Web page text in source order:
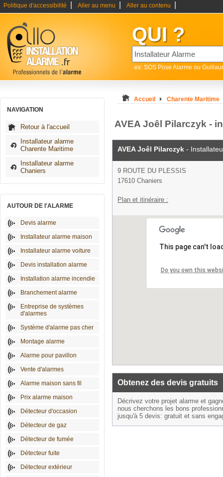
Politique d'accessibilité Aller au menu Aller au contenu
QUI ?
ex: SOS Pose Alarme ou
NAVIGATION
Retour à l'accueil
Installateur alarme
Charente Maritime
Installateur alarme
Chaniers
AUTOUR DE l'ALARME
Devis alarme
Installateur alarme maison
Installateur alarme voiture
Devis installation alarme
Installation alarme incendie
Branchement alarme
Entreprise de systèmes
d'alarmes
Système d'alarme pas cher
Montage alarme
Alarme pour pavillon
Vente d'alarmes
Alarme maison sans fil
Prix alarme maison
Détecteur d'occasion
Détecteur de gaz
Détecteur de fumée
Détecteur fuite
Détecteur extérieur
Accueil Charente Maritime
AVEA Joêl Pilarczyk -
AVEA Joêl Pilarczyk -
9 ROUTE DU PLESSIS
17610 Chaniers
Plan et itinéraire :
This page can't
Do you own this
Obtenez des devis gratuits
Décrivez votre projet alarme et
nous cherchons les bons
jusqu'à 5 devis: gratuit et sans